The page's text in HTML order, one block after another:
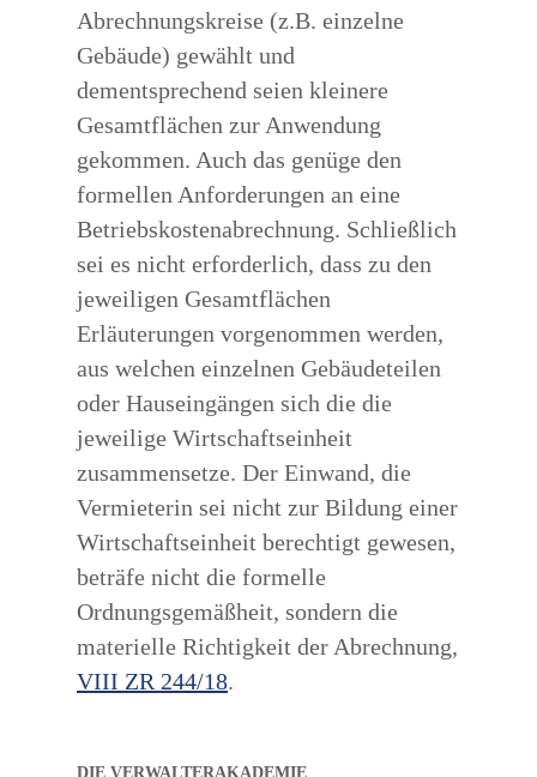
Abrechnungskreise (z.B. einzelne
Gebäude) gewählt und
dementsprechend seien kleinere
Gesamtflächen zur Anwendung
gekommen. Auch das genüge den
formellen Anforderungen an eine
Betriebskostenabrechnung. Schließlich
sei es nicht erforderlich, dass zu den
jeweiligen Gesamtflächen
Erläuterungen vorgenommen werden,
aus welchen einzelnen Gebäudeteilen
oder Hauseingängen sich die die
jeweilige Wirtschaftseinheit
zusammensetze. Der Einwand, die
Vermieterin sei nicht zur Bildung einer
Wirtschaftseinheit berechtigt gewesen,
beträfe nicht die formelle
Ordnungsgemäßheit, sondern die
materielle Richtigkeit der Abrechnung,
VIII ZR 244/18.
DIE VERWALTERAKADEMIE